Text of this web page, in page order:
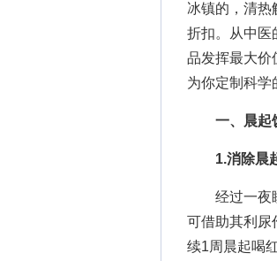
冰镇的，清热
折扣。从中医
品发挥最大价
为你定制科学
一、晨起
1.消除晨
经过一夜睡
可借助其利尿
续1周晨起喝